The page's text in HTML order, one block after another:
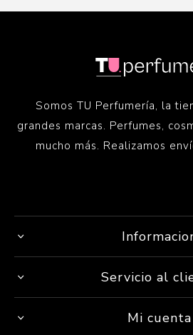
Somos TU Perfumería, la
grandes marcas. Perfumes,
mucho más. Realizamos
Servicio al
Mi cuenta